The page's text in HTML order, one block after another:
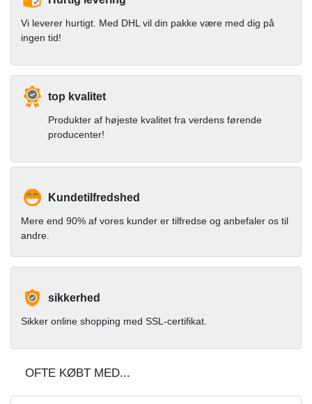
Vi leverer hurtigt. Med DHL vil din pakke være med dig på
ingen tid!
top kvalitet
Produkter af højeste kvalitet fra verdens førende
producenter!
Kundetilfredshed
Mere end 90% af vores kunder er tilfredse og anbefaler os til
andre.
sikkerhed
Sikker online shopping med SSL-certifikat.
OFTE KØBT MED...